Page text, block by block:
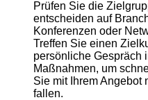
Prüfen Sie die
entscheiden auf
Konferenzen oder
Treffen Sie einen
persönliche Gespräch
Maßnahmen, um
Sie mit Ihrem Angebot
fallen.